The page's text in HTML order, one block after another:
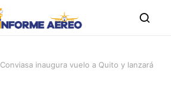
Conviasa inaugura vuelo a Quito y lanzará